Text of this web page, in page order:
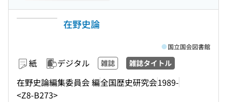
在野史論
紙 デジタル 雑誌 雑誌タイトル
在野史論編集委員会 編全国歴史研究会1989-
<Z8-B273>
国立国会図書館